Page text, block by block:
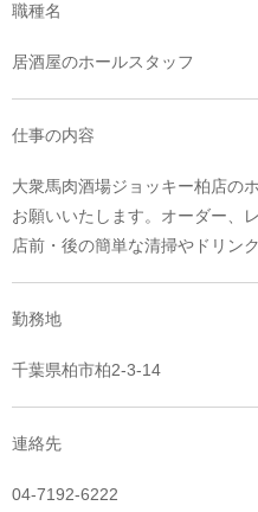
職種名
居酒屋のホールスタッフ
仕事の内容
大衆馬肉酒場ジョッキー柏店の
お願いいたします。オーダー、
店前・後の簡単な清掃やドリンク
勤務地
千葉県柏市柏2-3-14
連絡先
04-7192-6222